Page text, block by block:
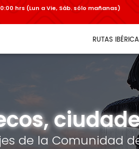
hrs (Lun a Vie, Sáb. sólo mañanas)
RUTAS
de la Comunidad